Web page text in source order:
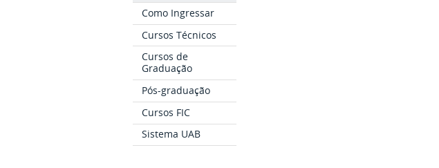
Como Ingressar
Cursos Técnicos
Cursos de
Graduação
Pós-graduação
Cursos FIC
Sistema UAB